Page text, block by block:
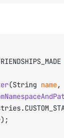
(String name,